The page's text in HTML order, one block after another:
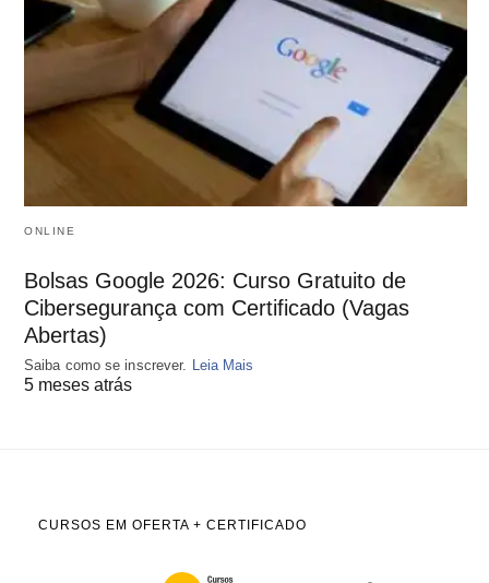
ONLINE
Bolsas Google 2026: Curso Gratuito de
Cibersegurança com Certificado (Vagas
Abertas)
Saiba como se inscrever. Leia Mais
5 meses atrás
CURSOS EM OFERTA + CERTIFICADO